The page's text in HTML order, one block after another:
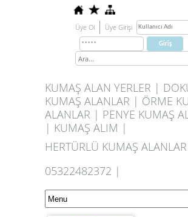
Üye Ol Üye Girişi
KUMAŞ ALAN YERLER |
KUMAŞ ALANLAR | ÖRME
ALANLAR | PENYE KUMAŞ
| KUMAŞ ALIM |
HERTÜRLÜ KUMAŞ
05322482372 |